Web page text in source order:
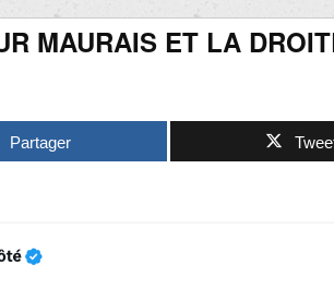
MAURAIS ET LA
Partager